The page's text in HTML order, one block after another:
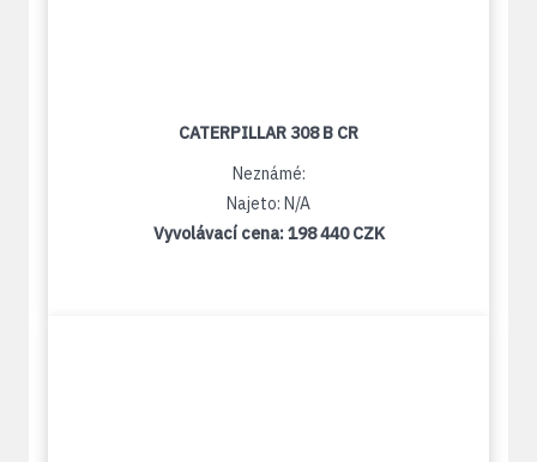
CATERPILLAR 308 B CR
Neznámé:
Najeto: N/A
Vyvolávací cena:198 440 CZK